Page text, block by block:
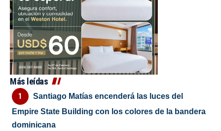
Más leídas
Santiago Matías encenderá las luces del
Empire State Building con los colores de la bandera
dominicana